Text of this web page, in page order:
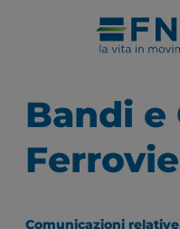
Bandi e
Comunicazioni